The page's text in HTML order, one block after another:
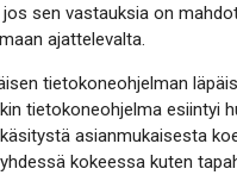
sen vastauksia on
ajattelevalta.
tietokoneohjelman
tietokoneohjelma esiintyi
asianmukaisesta
kokeessa kuten